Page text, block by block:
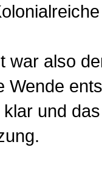
war also
Wende
und